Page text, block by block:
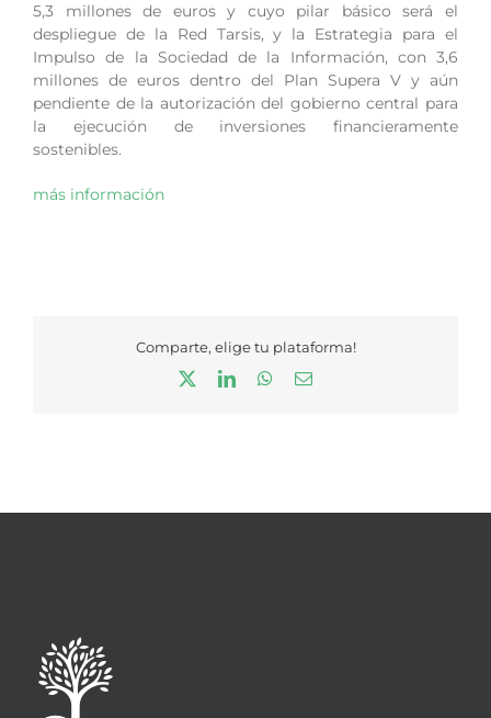
5,3 millones de euros y cuyo pilar básico será el
despliegue de la Red Tarsis, y la Estrategia para el
Impulso de la Sociedad de la Información, con 3,6
millones de euros dentro del Plan Supera V y aún
pendiente de la autorización del gobierno central para
la ejecución de inversiones financieramente
sostenibles.
más información
Comparte, elige tu plataforma!
LinkedInWhatsApp
Correo